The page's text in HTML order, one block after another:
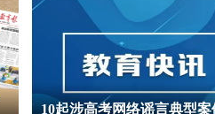
10起涉高考网络谣言典型案